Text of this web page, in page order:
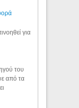
για
του
από τα